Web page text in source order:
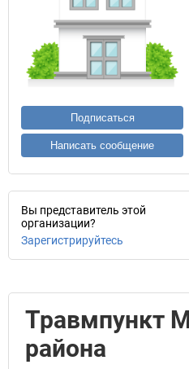
Подписаться
Написать сообщение
Вы представитель этой
организации?
Зарегистрируйтесь
Травмпункт
района